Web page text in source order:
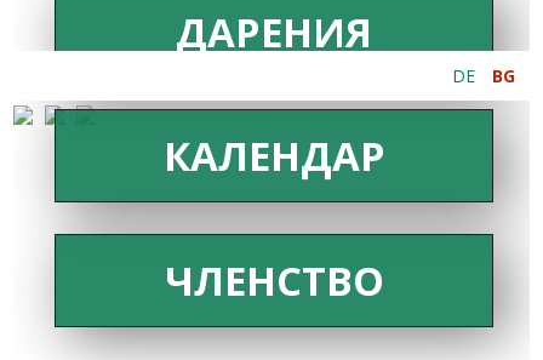
DE BG
ДАРЕНИЯ
КАЛЕНДАР
ЧЛЕНСТВО